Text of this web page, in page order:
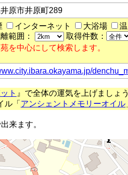
原市井原町289
インターネット 大浴場
範囲：
取得件数：
を中心にして検索します。
ト 』で全体の運気を上げましょ
ル「 アンシェントメモリーオイル
来ます。